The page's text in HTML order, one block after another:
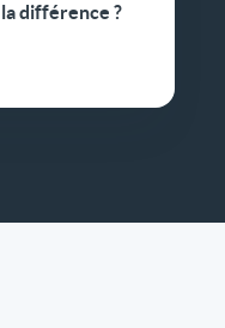
différence ?